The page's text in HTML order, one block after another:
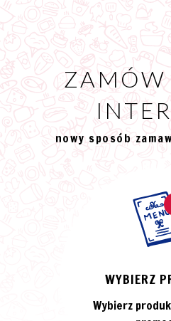
ZAMÓW
nowy sposób
WYBIERZ
Wybierz